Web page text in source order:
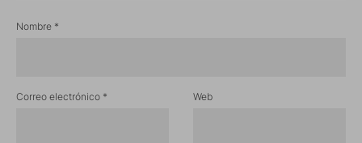
Nombre *
Correo electrónico * Web